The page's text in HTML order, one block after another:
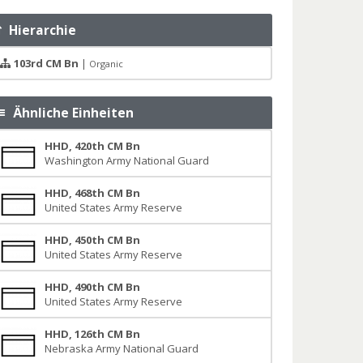
Hierarchie
103rd CM Bn | Organic
Ähnliche Einheiten
HHD, 420th CM Bn
Washington Army National Guard
HHD, 468th CM Bn
United States Army Reserve
HHD, 450th CM Bn
United States Army Reserve
HHD, 490th CM Bn
United States Army Reserve
HHD, 126th CM Bn
Nebraska Army National Guard